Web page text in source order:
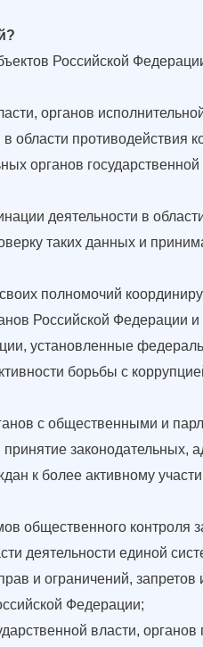
Российской
органов
области противодействия
органов государственной
деятельности в
таких данных и
полномочий
Российской Федерации и
установленные
борьбы с
с общественными и
законодательных,
к более активному
общественного контроля
деятельности единой
и ограничений, запретов
Федерации;
власти, органов